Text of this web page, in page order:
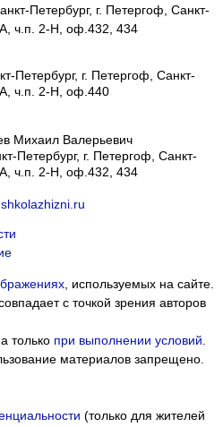
Петербург, г. Петергоф, Санкт-
ч.п. 2-Н, оф.432, 434
Петербург, г. Петергоф, Санкт-
ч.п. 2-Н, оф.440
Михаил Валерьевич
Петербург, г. Петергоф, Санкт-
ч.п. 2-Н, оф.432, 434
, используемых на сайте.
с точкой зрения авторов
только при выполнении условий.
материалов запрещено.
(только для жителей